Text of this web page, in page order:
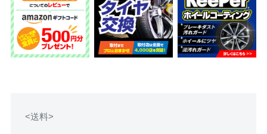
<送料>